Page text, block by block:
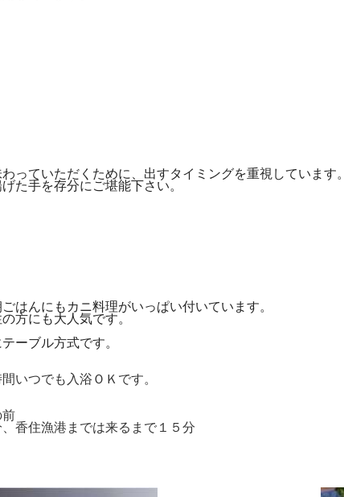
っていただくために、出すタイミングを重視しています。
た手を存分にご堪能下さい。
はんにもカニ料理がいっぱい付いています。
方にも大人気です。
ーブル方式です。
いつでも入浴ＯＫです。
香住漁港までは来るまで１５分